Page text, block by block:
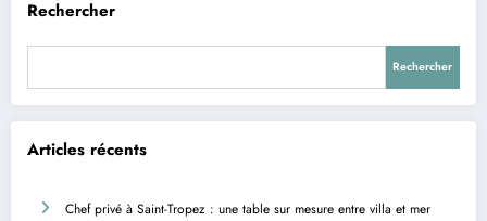
Rechercher
Rechercher
Articles récents
Chef privé à Saint-Tropez : une table sur mesure entre villa et mer